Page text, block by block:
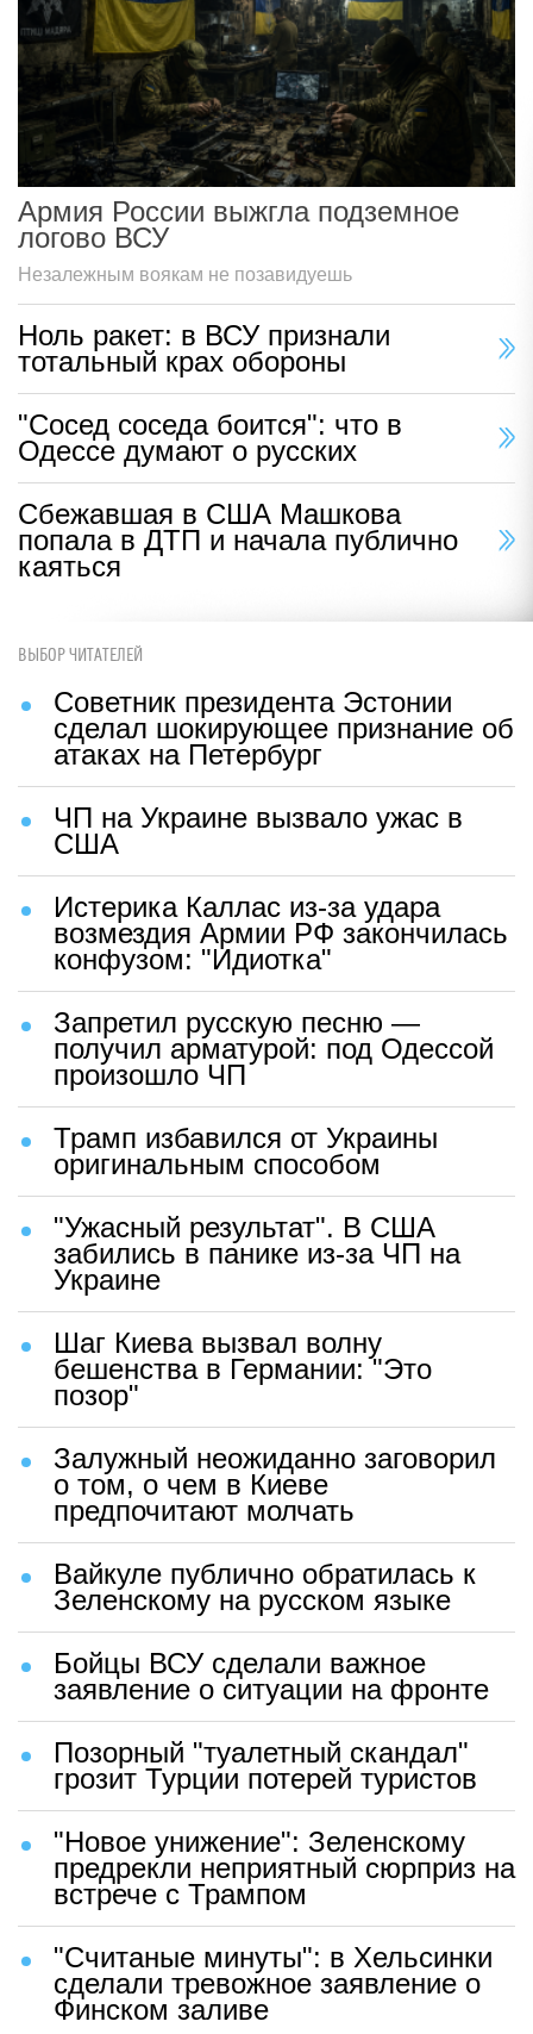
Армия России выжгла подземное
логово ВСУ
Незалежным воякам не позавидуешь
Ноль ракет: в ВСУ признали
тотальный крах обороны
"Сосед соседа боится": что в
Одессе думают о русских
Сбежавшая в США Машкова
попала в ДТП и начала публично
каяться
ВЫБОР ЧИТАТЕЛЕЙ
Советник президента Эстонии
сделал шокирующее признание об
атаках на Петербург
ЧП на Украине вызвало ужас в
США
Истерика Каллас из-за удара
возмездия Армии РФ закончилась
конфузом: "Идиотка"
Запретил русскую песню —
получил арматурой: под Одессой
произошло ЧП
Трамп избавился от Украины
оригинальным способом
"Ужасный результат". В США
забились в панике из-за ЧП на
Украине
Шаг Киева вызвал волну
бешенства в Германии: "Это
позор"
Залужный неожиданно заговорил
о том, о чем в Киеве
предпочитают молчать
Вайкуле публично обратилась к
Зеленскому на русском языке
Бойцы ВСУ сделали важное
заявление о ситуации на фронте
Позорный "туалетный скандал"
грозит Турции потерей туристов
"Новое унижение": Зеленскому
предрекли неприятный сюрприз на
встрече с Трампом
"Считаные минуты": в Хельсинки
сделали тревожное заявление о
Финском заливе